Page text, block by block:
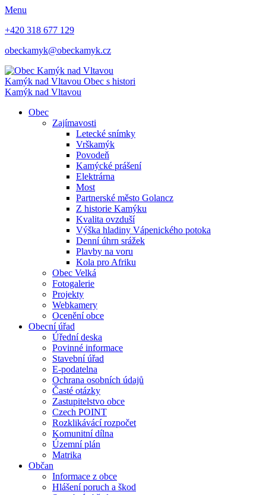
Menu
+420 318 677 129
obeckamyk@obeckamyk.cz
Kamýk nad Vltavou Obec s histori
Kamýk nad Vltavou
Obec
Zajímavosti
Letecké snímky
Vrškamýk
Povodeň
Kamýcké prášení
Elektrárna
Most
Partnerské město Golancz
Z historie Kamýku
Kvalita ovzduší
Výška hladiny Vápenického potoka
Denní úhrn srážek
Plavby na voru
Kola pro Afriku
Obec Velká
Fotogalerie
Projekty
Webkamery
Ocenění obce
Obecní úřad
Úřední deska
Povinné informace
Stavební úřad
E-podatelna
Ochrana osobních údajů
Časté otázky
Zastupitelstvo obce
Czech POINT
Rozklikávácí rozpočet
Komunitní dílna
Územní plán
Matrika
Občan
Informace z obce
Hlášení poruch a škod